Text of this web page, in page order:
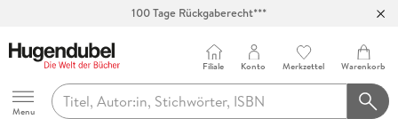
100 Tage Rückgaberecht***
Hugendubel
Menu
Filiale Konto Merkzettel Warenkorb